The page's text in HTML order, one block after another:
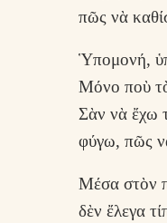
πῶς νὰ
Ὑπομονή,
Μόνο ποὺ τὸ
Σὰν νὰ ἔχω
φύγω, πῶς
Μέσα στὸν
δὲν ἔλεγα